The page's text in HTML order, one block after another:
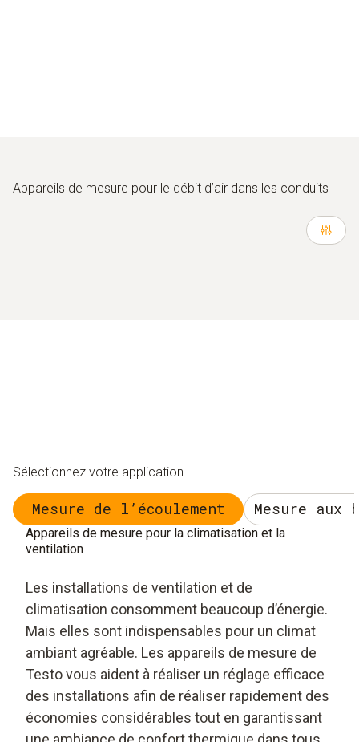
Appareils de mesure pour le débit d’air dans les conduits
Sélectionnez votre application
Mesure de l’écoulement Mesure aux
Appareils de mesure pour la climatisation et la
ventilation
Les installations de ventilation et de
climatisation consomment beaucoup d’énergie.
Mais elles sont indispensables pour un climat
ambiant agréable. Les appareils de mesure de
Testo vous aident à réaliser un réglage efficace
des installations afin de réaliser rapidement des
économies considérables tout en garantissant